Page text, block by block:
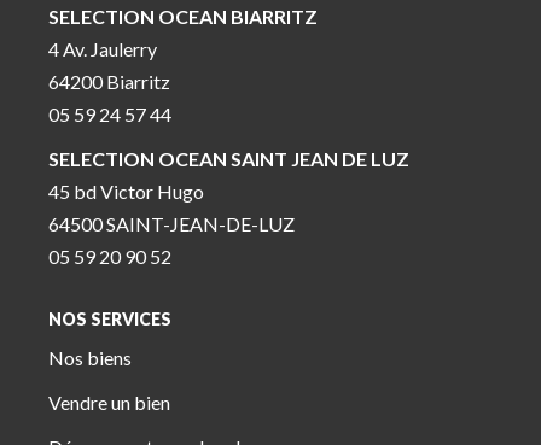
SELECTION OCEAN BIARRITZ
4 Av. Jaulerry
64200 Biarritz
05 59 24 57 44
SELECTION OCEAN SAINT JEAN DE LUZ
45 bd Victor Hugo
64500 SAINT-JEAN-DE-LUZ
05 59 20 90 52
NOS SERVICES
Nos biens
Vendre un bien